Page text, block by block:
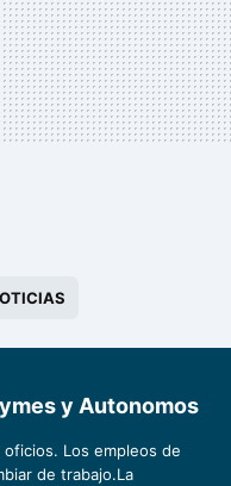
y Autonomos
Los empleos de
de trabajo.La